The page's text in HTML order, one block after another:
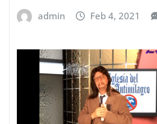
admin Feb 4, 2021